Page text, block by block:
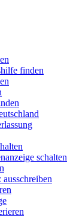
finden
schalten